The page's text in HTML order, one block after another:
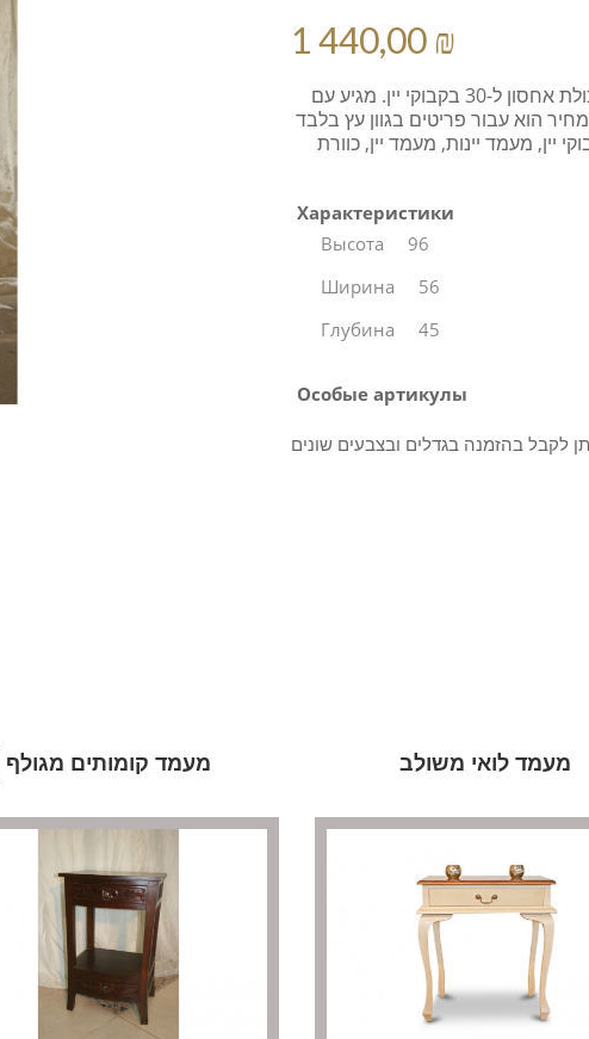
1 440,00 ₪
מעמד בקבוקי יין עשוי עץ מהגוני ברמת גימור גבוהה מאוד. בעל יכולת אחסון ל-30 בקבוקי יין. מגיע עם
בכל הצבעים * המחיר הוא עבור פריטים בגוון עץ בלבד
מעמד יינות, מעמד יין, כוורת
Характеристики
Высота
96
Ширина
56
Глубина
45
Особые артикулы
לקבל בהזמנה בגדלים ובצבעים שונים
מעמד קומותים מגולף מעמד לואי משולב